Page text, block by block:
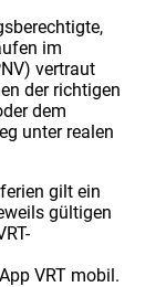
im
vertraut
der richtigen
dem
unter realen
gilt ein
gültigen
VRT mobil.